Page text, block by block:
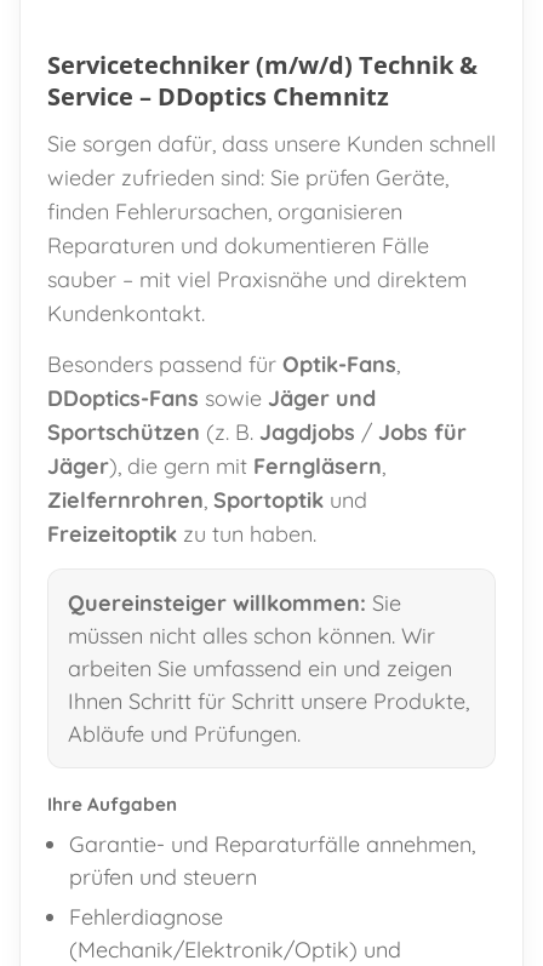
Servicetechniker (m/w/d) Technik &
Service – DDoptics Chemnitz
Sie sorgen dafür, dass unsere Kunden schnell
wieder zufrieden sind: Sie prüfen Geräte,
finden Fehlerursachen, organisieren
Reparaturen und dokumentieren Fälle
sauber – mit viel Praxisnähe und direktem
Kundenkontakt.
Besonders passend für Optik-Fans,
DDoptics-Fans sowie Jäger und
Sportschützen (z. B. Jagdjobs / Jobs für
Jäger), die gern mit Ferngläsern,
Zielfernrohren, Sportoptik und
Freizeitoptik zu tun haben.
Quereinsteiger willkommen: Sie
müssen nicht alles schon können. Wir
arbeiten Sie umfassend ein und zeigen
Ihnen Schritt für Schritt unsere Produkte,
Abläufe und Prüfungen.
Ihre Aufgaben
Garantie- und Reparaturfälle annehmen,
prüfen und steuern
Fehlerdiagnose
(Mechanik/Elektronik/Optik) und